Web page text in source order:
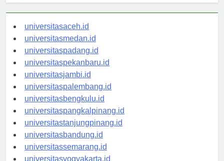
universitasaceh.id
universitasmedan.id
universitaspadang.id
universitaspekanbaru.id
universitasjambi.id
universitaspalembang.id
universitasbengkulu.id
universitaspangkalpinang.id
universitastanjungpinang.id
universitasbandung.id
universitassemarang.id